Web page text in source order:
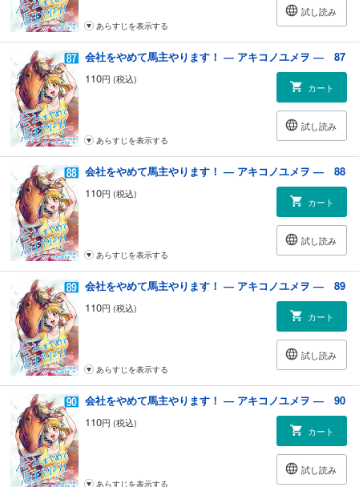
試し読み
あらすじを表示する
会社をやめて馬主やります！ ― アキコノユメヲ ― 87
110円 (税込)
カート
試し読み
あらすじを表示する
会社をやめて馬主やります！ ― アキコノユメヲ ― 88
110円 (税込)
カート
試し読み
あらすじを表示する
会社をやめて馬主やります！ ― アキコノユメヲ ― 89
110円 (税込)
カート
試し読み
あらすじを表示する
会社をやめて馬主やります！ ― アキコノユメヲ ― 90
110円 (税込)
カート
試し読み
あらすじを表示する